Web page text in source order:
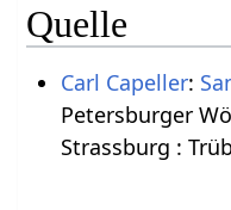
Quelle
Carl Capeller:
Petersburger
Strassburg :